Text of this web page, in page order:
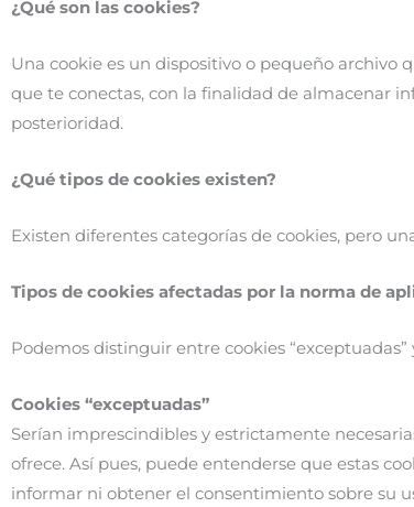
¿Qué son las cookies?
Una cookie es un dispositivo o pequeño archivo
que te conectas, con la finalidad de almacenar
posterioridad.
¿Qué tipos de cookies existen?
Existen diferentes categorías de cookies, pero
Tipos de cookies afectadas por la norma de
Podemos distinguir entre cookies “exceptuadas”
Cookies “exceptuadas”
Serían imprescindibles y estrictamente
ofrece. Así pues, puede entenderse que estas
informar ni obtener el consentimiento sobre su